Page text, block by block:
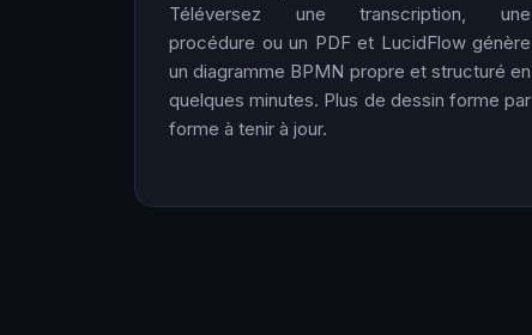
Téléversez une transcription, une
procédure ou un PDF et LucidFlow génère
un diagramme BPMN propre et structuré en
quelques minutes. Plus de dessin forme par
forme à tenir à jour.